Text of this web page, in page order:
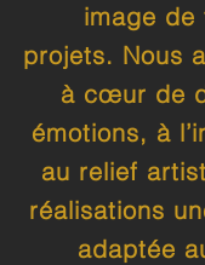
image de
projets. Nous
à cœur de
émotions, à
au relief
réalisations
adaptée